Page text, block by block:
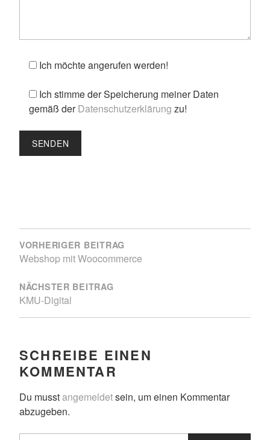
Ich möchte angerufen werden!
Ich stimme der Speicherung meiner Daten
gemäß derDatenschutzerklärung zu!
BEITRAGSNAVIGATION
VORHERIGER BEITRAG
Webshop mit Woocommerce
NÄCHSTER BEITRAG
KMU-Digital
SCHREIBE EINEN
KOMMENTAR
Du musstangemeldetsein, um einen Kommentar
abzugeben.